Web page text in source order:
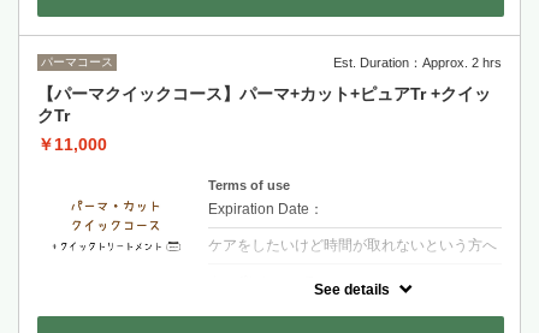
パーマコース Est. Duration：Approx. 2 hrs
【パーマクイックコース】パーマ+カット+ピュアTr +クイッ
クTr
￥11,000
Terms of use
Expiration Date：
ケアをしたいけど時間が取れないという方へ
るお客様は選択後＋カラー追加をお願い致し
See details